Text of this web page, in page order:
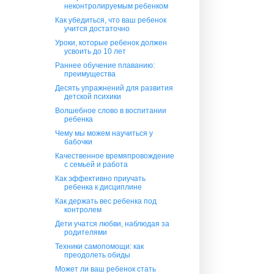
неконтролируемым ребенком
Как убедиться, что ваш ребенок
учится достаточно
Уроки, которые ребенок должен
усвоить до 10 лет
Раннее обучение плаванию:
преимущества
Десять упражнений для развития
детской психики
Волшебное слово в воспитании
ребенка
Чему мы можем научиться у
бабочки
Качественное времяпровождение
с семьей и работа
Как эффективно приучать
ребенка к дисциплине
Как держать вес ребенка под
контролем
Дети учатся любви, наблюдая за
родителями
Техники самопомощи: как
преодолеть обиды
Может ли ваш ребенок стать